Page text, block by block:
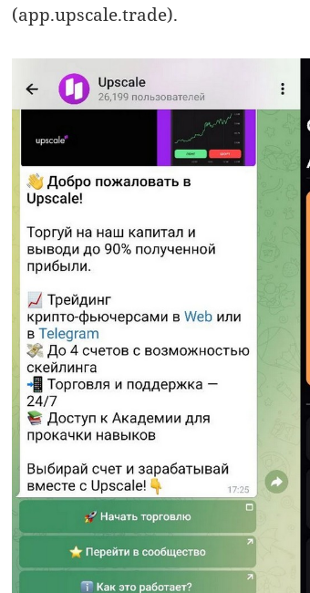
(app.upscale.trade).